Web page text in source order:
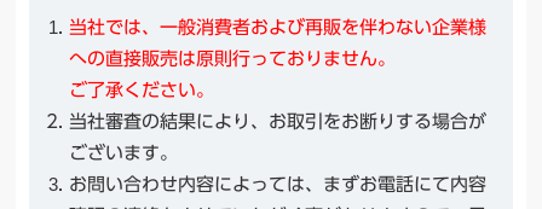
当社では、一般消費者および再販を伴わない企業様
への直接販売は原則行っておりません。
ご了承ください。
当社審査の結果により、お取引をお断りする場合が
ございます。
お問い合わせ内容によっては、まずお電話にて内容